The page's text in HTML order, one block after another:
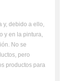
y, debido a ello,
y en la pintura,
No se
pero
productos para